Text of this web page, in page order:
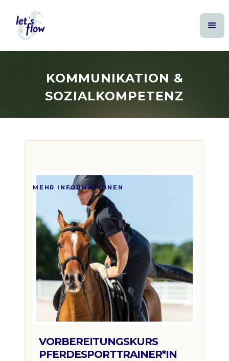
KOMMUNIKATION &
SOZIALKOMPETENZ
euro
VORBEREITUNGSKURS
PFERDESPORTTRAINER*IN
MEHR INFORMATIONEN